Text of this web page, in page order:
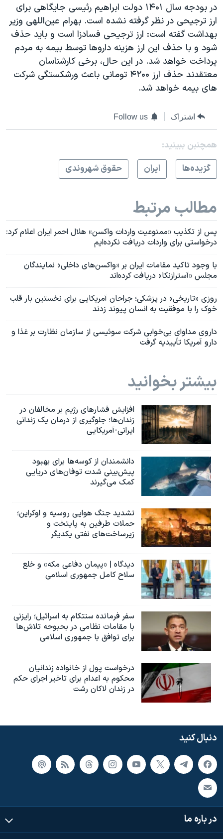
در بودجه سال ۱۴۰۱ دولت ابراهیم رئیسی جایگاهی برای
ارز ترجیحی در نظر گرفته نشده است. بهرام عین‌اللهی وزیر
بهداشت گفته است: ارز ترجیحی فسادزا است و باید حذف
شود و با حذف این ارز هزینه داروها توسط بیمه به مردم
پرداخت خواهد شد. در این حال، برخی کارشناسان
معتقدند حذف ارز ۴۲۰۰ تومانی باعث ورشکستگی شرکت
های بیمه خواهد شد.
اشتراک Follow us
همچنبن ببینید:
گزيده‌ها
ايران حقوق شهروندی
مطالب مرتبط
پس از تکذیب «ممنوعیت واردات واکسن» هلال احمر ایران اعلام کرد:
درخواستی برای واردات دریافت نکرده‌ایم
با وجود تاکید مقامات ایران بر «واکسن‌های داخلی» نمایندگان
مجلس «آسترازنکا» دریافت کرده‌اند
روزی «تاریخی» در پزشکی؛ جراحان آمریکایی برای نخستین بار قلب
خوک را با موفقیت به انسان پیوند زدند
داروی مداوای بی‌خوابی شرکت سوئیسی از سازمان نظارت بر غذا و
دارو آمریکا تأییدیه گرفت
بیشتر بخوانید
افزایش فشارهای رژیم بر مخالفان در
زندان‌ها؛ جلوگیری از درمان یک زندانی
ایرانی-آمریکایی
دانشمندان از کوسه‌ها برای بهبود
پیش‌بینی شدت توفان‌های دریایی
کمک می‌گیرند
تشدید جنگ هوایی روسیه و اوکراین؛
حملات طرفین به پایتخت‌ و
زیرساخت‌های نفتی یکدیگر
دیدگاه | «پیمان دفاعی مکه» و خلع
سلاح کامل جمهوری اسلامی
سفر فرمانده سنتکام به اسرائیل؛ رایزنی
با مقامات نظامی در بحبوحه تلاش‌ها
برای توافق با جمهوری اسلامی
درخواست پول از خانواده زندانیان
محکوم به‌ اعدام برای تاخیر اجرای حکم
در زندان لاکان رشت
دنبال کنید
در باره ما